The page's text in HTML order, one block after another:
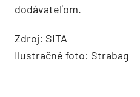
dodávateľom.
Zdroj: SITA
Ilustračné foto: Strabag